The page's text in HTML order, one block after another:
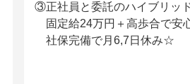
③正社員と委託のハイブリッ
固定給24万円＋高歩合で安
社保完備で月6,7日休み☆